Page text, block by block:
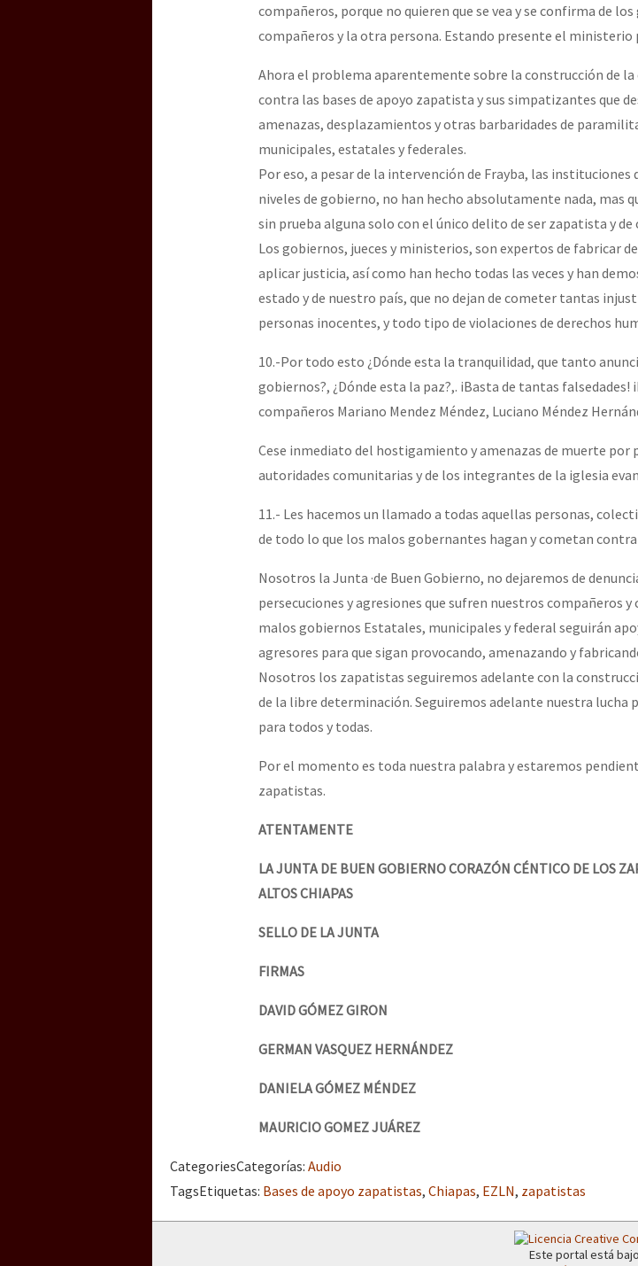
compañeros, porque no quieren que se vea y se confirma de
compañeros y la otra persona. Estando presente el ministerio
Ahora el problema aparentemente sobre la construcción de la
contra las bases de apoyo zapatista y sus simpatizantes que
amenazas, desplazamientos y otras barbaridades de
municipales, estatales y federales.
Por eso, a pesar de la intervención de Frayba, las
niveles de gobierno, no han hecho absolutamente nada, mas
sin prueba alguna solo con el único delito de ser zapatista y
Los gobiernos, jueces y ministerios, son expertos de fabricar
aplicar justicia, así como han hecho todas las veces y han
estado y de nuestro país, que no dejan de cometer tantas
personas inocentes, y todo tipo de violaciones de derechos
10.-Por todo esto ¿Dónde esta la tranquilidad, que tanto
gobiernos?, ¿Dónde esta la paz?,. iBasta de tantas
compañeros Mariano Mendez Méndez, Luciano Méndez
Cese inmediato del hostigamiento y amenazas de muerte por
autoridades comunitarias y de los integrantes de la iglesia
11.- Les hacemos un llamado a todas aquellas personas,
de todo lo que los malos gobernantes hagan y cometan
Nosotros la Junta ·de Buen Gobierno, no dejaremos de
persecuciones y agresiones que sufren nuestros compañeros y
malos gobiernos Estatales, municipales y federal seguirán
agresores para que sigan provocando, amenazando y
Nosotros los zapatistas seguiremos adelante con la
de la libre determinación. Seguiremos adelante nuestra lucha
para todos y todas.
Por el momento es toda nuestra palabra y estaremos
zapatistas.
ATENTAMENTE
LA JUNTA DE BUEN GOBIERNO CORAZÓN CÉNTICO DE LOS
ALTOS CHIAPAS
SELLO DE LA JUNTA
FIRMAS
DAVID GÓMEZ GIRON
GERMAN VASQUEZ HERNÁNDEZ
DANIELA GÓMEZ MÉNDEZ
MAURICIO GOMEZ JUÁREZ
CategoriesCategorías: Audio
TagsEtiquetas: Bases de apoyo zapatistas, Chiapas, EZLN, zapatistas
Este portal está